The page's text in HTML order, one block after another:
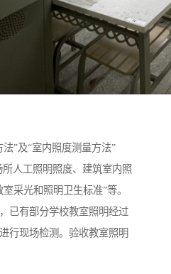
”及“室内照度测量方法”
所人工照明照度、建筑室内照
采光和照明卫生标准”等。
已有部分学校教室照明经过
行现场检测。验收教室照明